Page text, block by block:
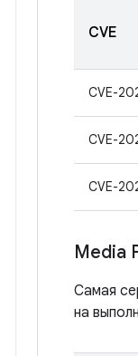
CVE
CVE-
CVE-
CVE-
Media
Самая
на